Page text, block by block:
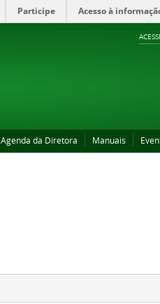
Participe Acesso à
Agenda da Diretora Manuais